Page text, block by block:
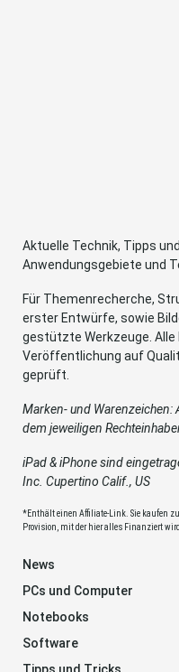
Aktuelle Technik, Tipps
Anwendungsgebiete und
Für Themenrecherche,
erster Entwürfe, sowie
gestützte Werkzeuge. Alle
Veröffentlichung auf
geprüft.
Marken- und Warenzeichen:
dem jeweiligen
iPad & iPhone sind
Inc. Cupertino Calif., US
*Enthält einen Affiliate-Link. Sie kaufen
Provision, mit der hier alles Finanziert
News
PCs und Computer
Notebooks
Software